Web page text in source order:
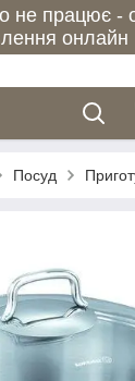
не працює -
онлайн
Посуд